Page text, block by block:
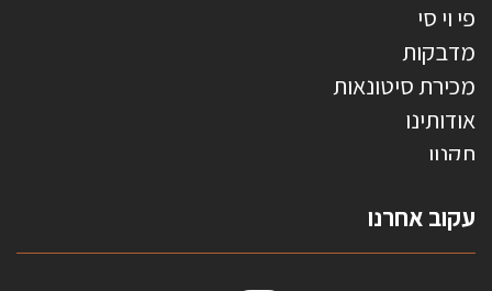
פי וי סי
מדבקות
מכירת סיטונאות
אודותינו
תקנון
טפטים משולשים
וילונות חסיני אש
עקוב אחרנו